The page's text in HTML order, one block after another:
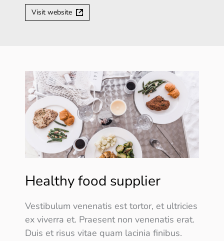
Healthy food supplier
Vestibulum venenatis est tortor, et ultricies
ex viverra et. Praesent non venenatis erat.
Duis et risus vitae quam lacinia finibus.
Visit website